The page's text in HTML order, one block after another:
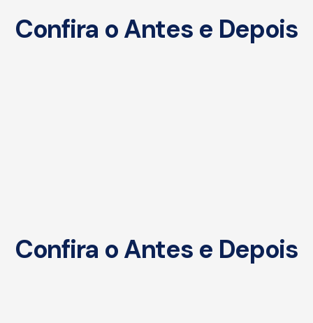
Confira o Antes e Depois
Confira o Antes e Depois